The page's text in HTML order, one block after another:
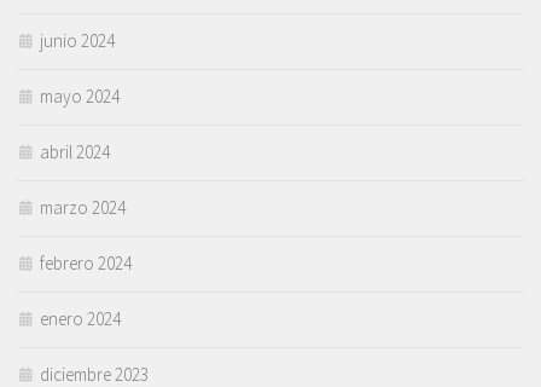
junio 2024
mayo 2024
abril 2024
marzo 2024
febrero 2024
enero 2024
diciembre 2023